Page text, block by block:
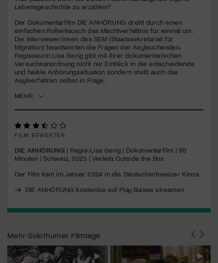
seconds
Lebensgeschichte zu erzählen?
Der Dokumentarfilm DIE ANHÖRUNG dreht durch einen
einfachen Rollentausch das Machtverhältnis für einmal um:
Die Interviewer:innen des SEM (Staatssekretariat für
Migration) beantworten die Fragen der Asylsuchenden.
Regisseurin Lisa Gerig gibt mit ihrer dokumentarischen
Versuchsanordnung nicht nur Einblick in die entscheidende
und heikle Anhörungssituation sondern stellt auch das
Asylverfahren selbst in Frage.
MEHR
FILM BEWERTEN
DIE ANHÖRUNG | Regie: Lisa Gerig | Dokumentarfilm | 80
Minuten | Schweiz, 2023 | Verleih: Outside the Box
Der Film kam im Januar 2024 in die Deutschschweizer Kinos.
DIE ANHÖRUNG kostenlos auf Play Suisse streamen
MehrSolothurner Filmtage
Jetzt Mitglied werden